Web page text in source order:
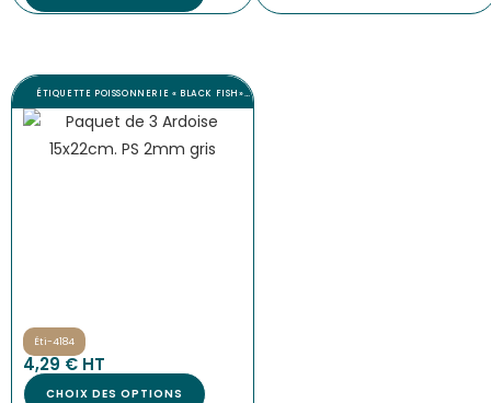
ÉTIQUETTE POISSONNERIE « BLACK FISH»…
Éti-4184
4,29€ HT
CHOIX DES OPTIONS